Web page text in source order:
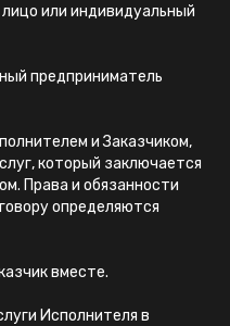
или индивидуальный
предприниматель
и Заказчиком,
который заключается
Права и обязанности
определяются
вместе.
Исполнителя в